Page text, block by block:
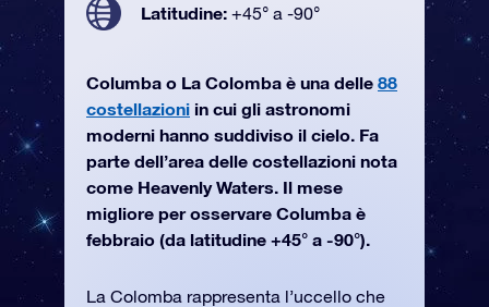
Latitudine: +45° a -90°
Columba o La Colomba è una delle 88
costellazioni in cui gli astronomi
moderni hanno suddiviso il cielo. Fa
parte dell’area delle costellazioni nota
come Heavenly Waters. Il mese
migliore per osservare Columba è
febbraio (da latitudine +45° a -90°).
La Colomba rappresenta l’uccello che